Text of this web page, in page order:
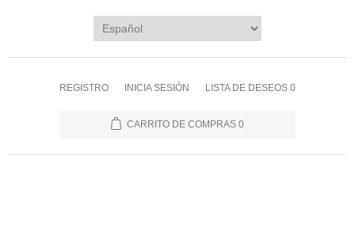
REGISTRO INICIA SESIÓN LISTA DE DESEOS 0
CARRITO DE COMPRAS 0